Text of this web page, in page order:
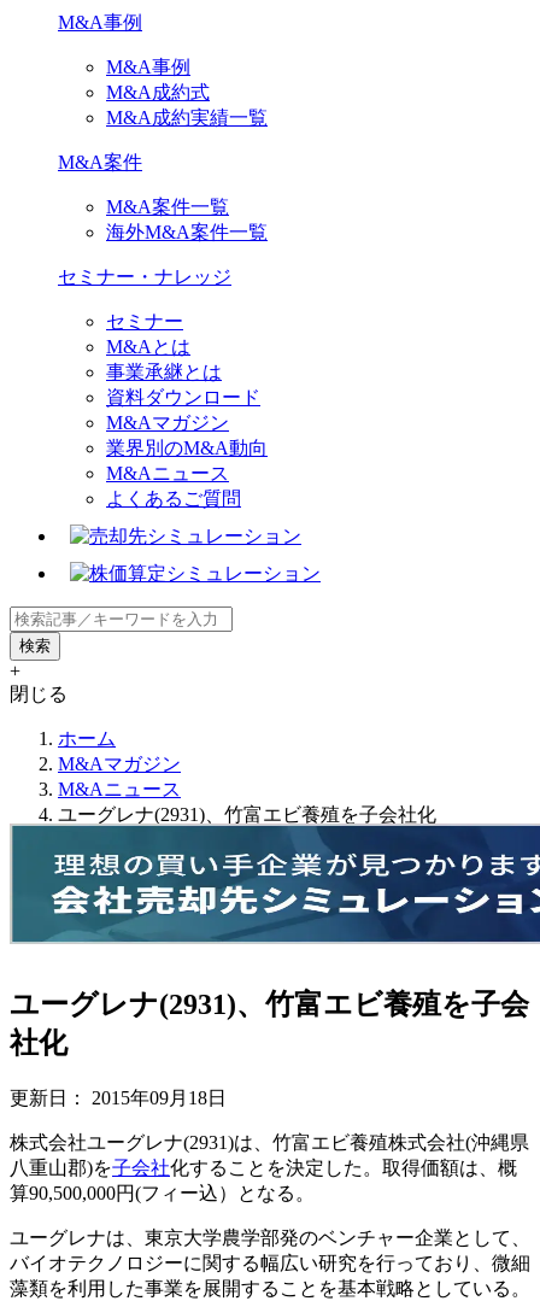
M&A事例
M&A事例
M&A成約式
M&A成約実績一覧
M&A案件
M&A案件一覧
海外M&A案件一覧
セミナー・ナレッジ
セミナー
M&Aとは
事業承継とは
資料ダウンロード
M&Aマガジン
業界別のM&A動向
M&Aニュース
よくあるご質問
+
閉じる
ホーム
M&Aマガジン
M&Aニュース
ユーグレナ(2931)、竹富エビ養殖を子会社化
ユーグレナ(2931)、竹富エビ養殖を子会
社化
更新日： 2015年09月18日
株式会社ユーグレナ(2931)は、竹富エビ養殖株式会社(沖縄県
八重山郡)を子会社化することを決定した。取得価額は、概
算90,500,000円(フィー込）となる。
ユーグレナは、東京大学農学部発のベンチャー企業として、
バイオテクノロジーに関する幅広い研究を行っており、微細
藻類を利用した事業を展開することを基本戦略としている。